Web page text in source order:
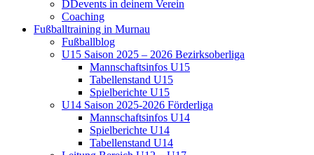
DDevents in deinem Verein
Coaching
Fußballtraining in Murnau
Fußballblog
U15 Saison 2025 – 2026 Bezirksoberliga
Mannschaftsinfos U15
Tabellenstand U15
Spielberichte U15
U14 Saison 2025-2026 Förderliga
Mannschaftsinfos U14
Spielberichte U14
Tabellenstand U14